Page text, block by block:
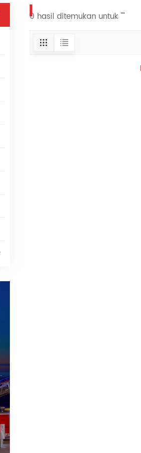
0 hasil ditemukan untuk ""